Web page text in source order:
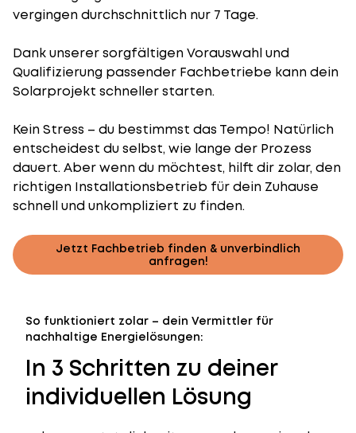
vergingen durchschnittlich nur 7 Tage.
Dank unserer sorgfältigen Vorauswahl und
Qualifizierung passender Fachbetriebe kann dein
Solarprojekt schneller starten.
Kein Stress – du bestimmst das Tempo! Natürlich
entscheidest du selbst, wie lange der Prozess
dauert. Aber wenn du möchtest, hilft dir zolar, den
richtigen Installationsbetrieb für dein Zuhause
schnell und unkompliziert zu finden.
Jetzt Fachbetrieb finden & unverbindlich
anfragen!
So funktioniert zolar – dein Vermittler für
nachhaltige Energielösungen:
In 3 Schritten zu deiner
individuellen Lösung